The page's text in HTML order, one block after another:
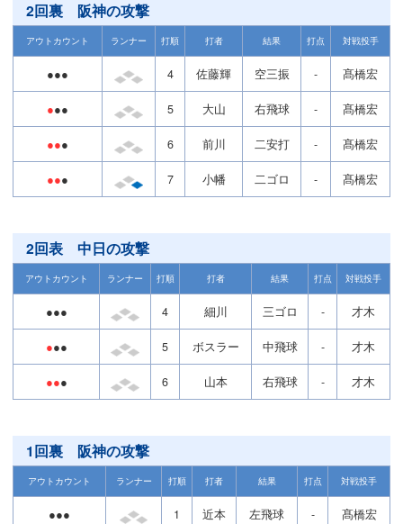
2回裏 阪神の攻撃
アウトカウント ランナー 打順 打者 結果 打点 対戦投手
●●● 4 佐藤輝 空三振 - 髙橋宏
●●● 5 大山 右飛球 - 髙橋宏
●●● 6 前川 二安打 - 髙橋宏
●●● 7 小幡 二ゴロ - 髙橋宏
2回表 中日の攻撃
アウトカウント ランナー 打順 打者 結果 打点 対戦投手
●●● 4 細川 三ゴロ - 才木
●●● 5 ボスラー 中飛球 - 才木
●●● 6 山本 右飛球 - 才木
1回裏 阪神の攻撃
アウトカウント ランナー 打順 打者 結果 打点 対戦投手
●●● 1 近本 左飛球 - 髙橋宏